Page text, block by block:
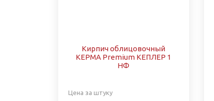
Кирпич облицовочный
КЕРМА Premium КЕПЛЕР 1
НФ
Цена за штуку